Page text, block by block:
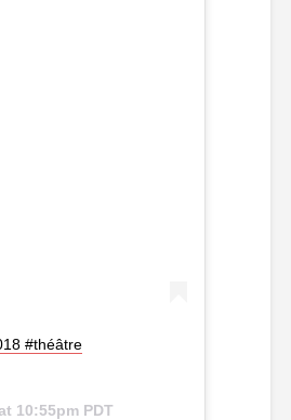
#théâtre
10:55pm PDT